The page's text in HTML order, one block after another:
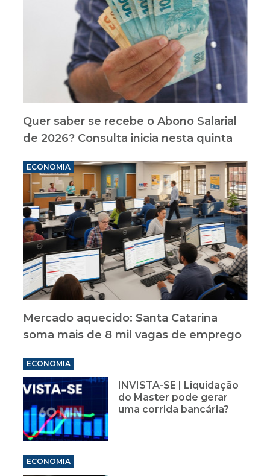
Quer saber se recebe o Abono Salarial
de 2026? Consulta inicia nesta quinta
ECONOMIA
Mercado aquecido: Santa Catarina
soma mais de 8 mil vagas de emprego
ECONOMIA
INVISTA-SE | Liquidação
do Master pode gerar
uma corrida bancária?
ECONOMIA